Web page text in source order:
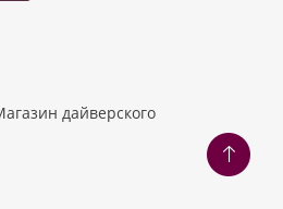
дайверского